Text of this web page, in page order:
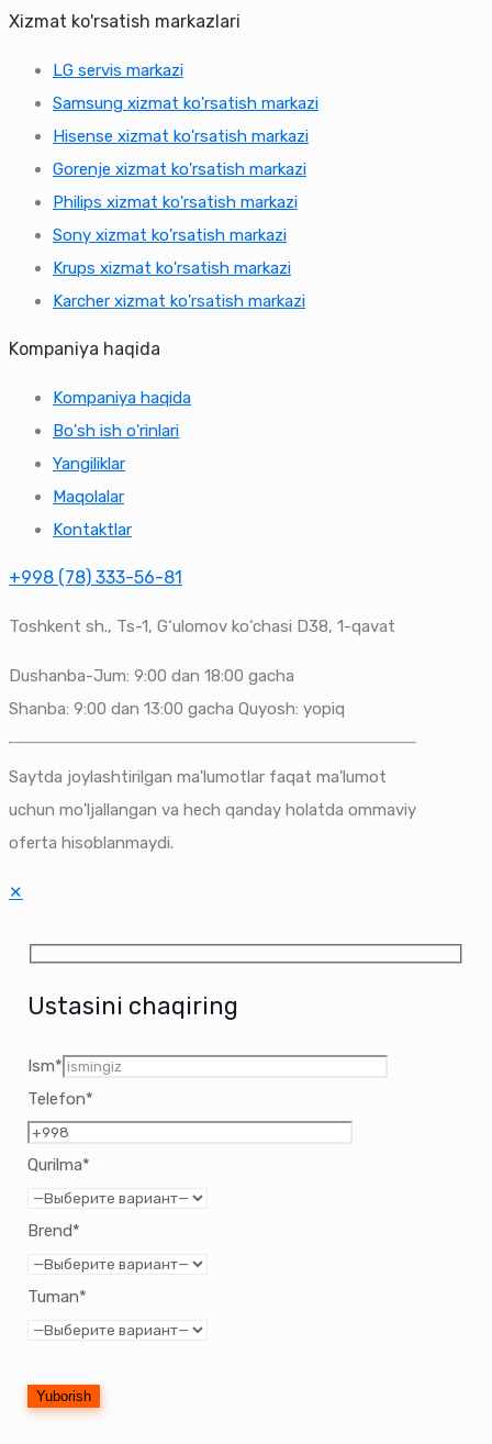
Xizmat ko'rsatish markazlari
LG servis markazi
Samsung xizmat ko'rsatish markazi
Hisense xizmat ko'rsatish markazi
Gorenje xizmat ko'rsatish markazi
Philips xizmat ko'rsatish markazi
Sony xizmat ko'rsatish markazi
Krups xizmat ko'rsatish markazi
Karcher xizmat ko'rsatish markazi
Kompaniya haqida
Kompaniya haqida
Bo'sh ish o'rinlari
Yangiliklar
Maqolalar
Kontaktlar
+998 (78) 333-56-81
Toshkent sh., Ts-1, G‘ulomov ko‘chasi D38, 1-qavat
Dushanba-Jum: 9:00 dan 18:00 gacha
Shanba: 9:00 dan 13:00 gacha Quyosh: yopiq
Saytda joylashtirilgan ma'lumotlar faqat ma'lumot
uchun mo'ljallangan va hech qanday holatda ommaviy
oferta hisoblanmaydi.
✕
Ustasini chaqiring
Ism*
Telefon*
Qurilma*
Brend*
Tuman*